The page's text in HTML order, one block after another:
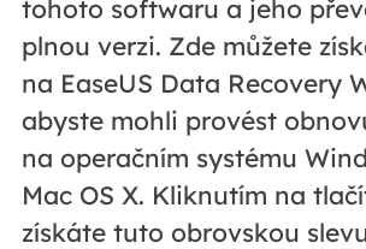
tohoto softwaru a jeho
plnou verzi. Zde můžete
na EaseUS Data Recovery
abyste mohli provést
na operačním systému
Mac OS X. Kliknutím na
získáte tuto obrovskou